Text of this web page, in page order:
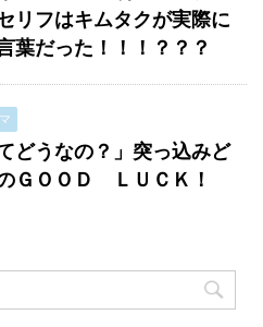
リフはキムタクが実際に
葉だった！！！？？？
どうなの？」突っ込みど
ＧＯＯＤ ＬＵＣＫ！